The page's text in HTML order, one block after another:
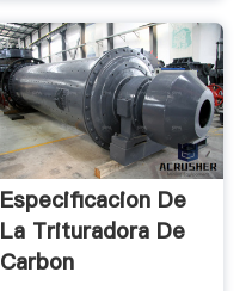
Especificacion De
La Trituradora De
Carbon